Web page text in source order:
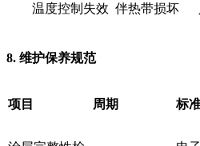
温度控制失效 伴热带损坏
8. 维护保养规范
项目 周期 标